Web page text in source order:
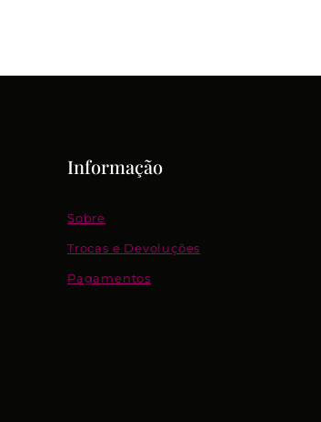
Informação
Sobre
Trocas e Devoluções
Pagamentos